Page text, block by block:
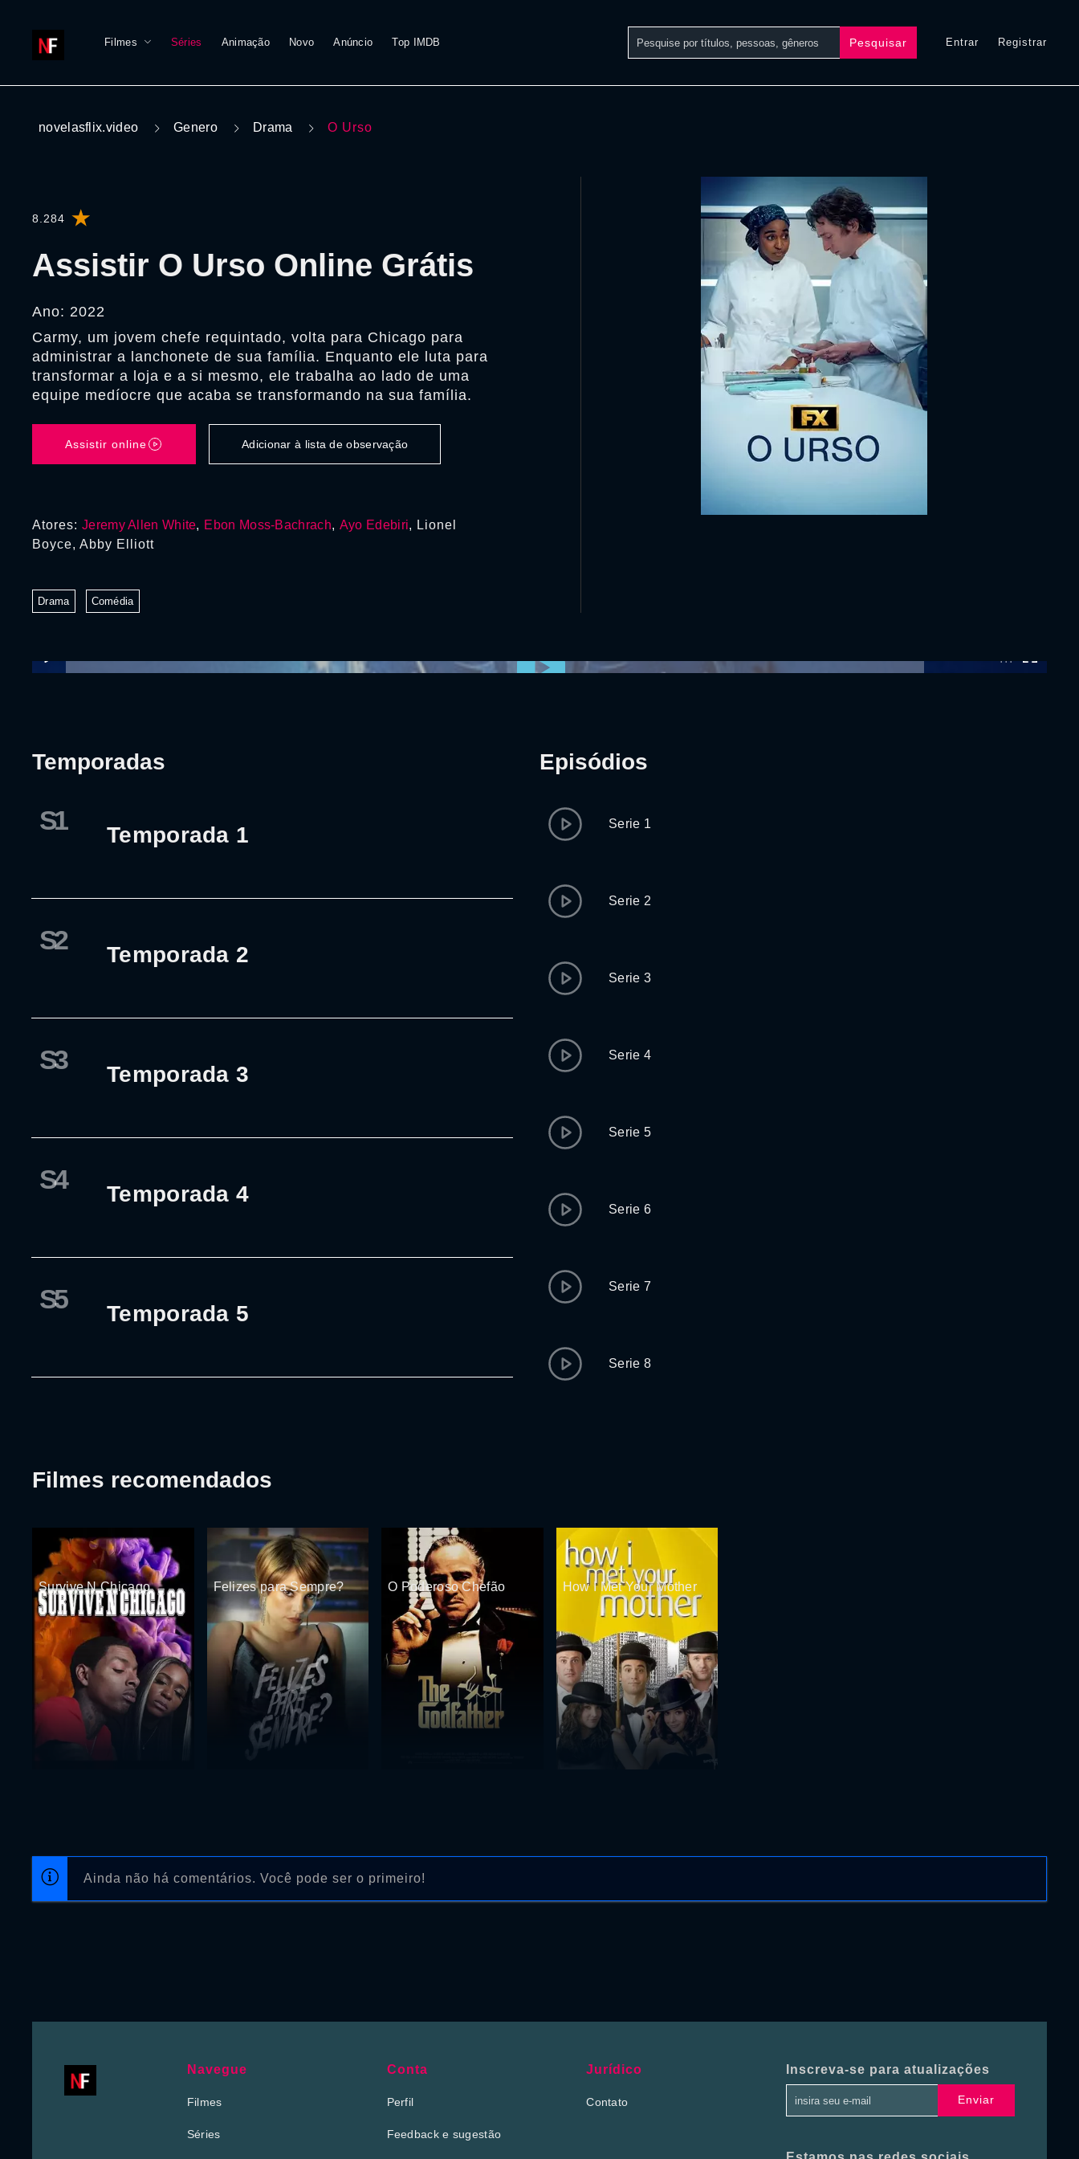
Filmes Séries Animação Novo Anúncio Top IMDB Pesquisar Entrar Registrar
novelasflix.video Genero Drama O Urso
8.284
Assistir O Urso Online Grátis
Ano: 2022
Carmy, um jovem chefe requintado, volta para Chicago para
administrar a lanchonete de sua família. Enquanto ele luta para
transformar a loja e a si mesmo, ele trabalha ao lado de uma
equipe medíocre que acaba se transformando na sua família.
Assistir online Adicionar à lista de observação
Atores: Jeremy Allen White, Ebon Moss-Bachrach, Ayo Edebiri, Lionel
Boyce, Abby Elliott
Drama Comédia
Temporadas
S1 Temporada 1
S2 Temporada 2
S3 Temporada 3
S4 Temporada 4
S5 Temporada 5
Episódios
Serie 1
Serie 2
Serie 3
Serie 4
Serie 5
Serie 6
Serie 7
Serie 8
Ainda não há comentários. Você pode ser o primeiro!
Filmes recomendados
Survive N Chicago Felizes para Sempre? O Poderoso Chefão How I Met Your Mother
Navegue
Filmes
Séries
Conta
Perfil
Feedback e sugestão
Jurídico
Contato
Inscreva-se para atualizações
Enviar